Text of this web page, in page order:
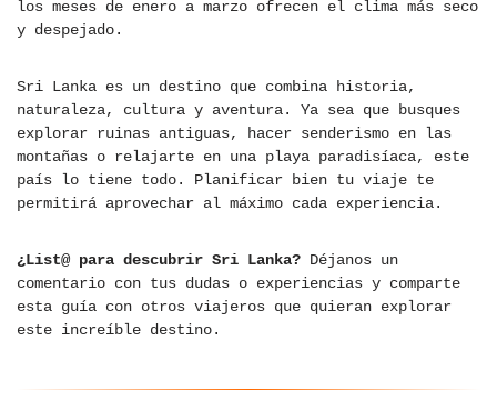
los meses de enero a marzo ofrecen el clima más seco
y despejado.
Sri Lanka es un destino que combina historia,
naturaleza, cultura y aventura. Ya sea que busques
explorar ruinas antiguas, hacer senderismo en las
montañas o relajarte en una playa paradisíaca, este
país lo tiene todo. Planificar bien tu viaje te
permitirá aprovechar al máximo cada experiencia.
¿List@ para descubrir Sri Lanka? Déjanos un
comentario con tus dudas o experiencias y comparte
esta guía con otros viajeros que quieran explorar
este increíble destino.